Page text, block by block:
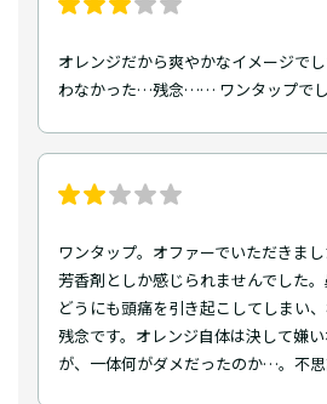
オレンジだから爽やかなイメージで
わなかった…残念…… ワンタップでし
ワンタップ。オファーでいただきま
芳香剤としか感じられませんでした
どうにも頭痛を引き起こしてしまい
残念です。オレンジ自体は決して嫌
が、一体何がダメだったのか…。不思